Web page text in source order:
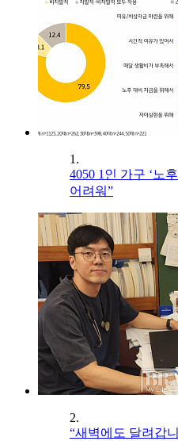
1.
4050 1인 가구 ‘노
어려워”
2.
“새벽에도 달려갑